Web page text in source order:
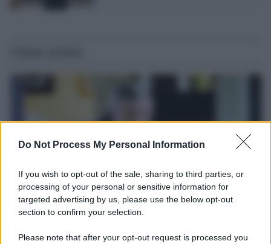
Do Not Process My Personal Information
If you wish to opt-out of the sale, sharing to third parties, or
processing of your personal or sensitive information for
targeted advertising by us, please use the below opt-out
section to confirm your selection.
Please note that after your opt-out request is processed you
Il ricordo /Le radici di Francesco